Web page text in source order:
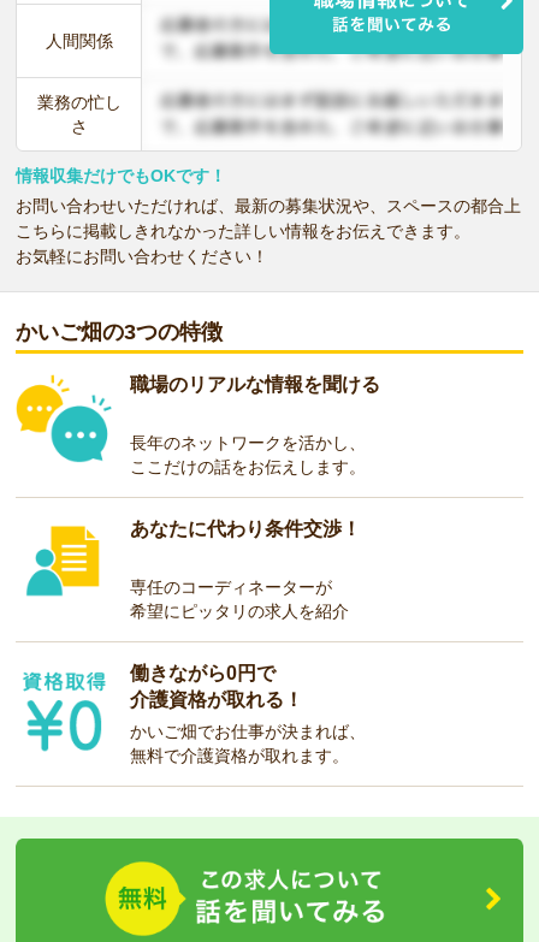
人間関係
業務の忙し
さ
情報収集だけでもOKです！
お問い合わせいただければ、最新の募集状況や、スペースの都合上
こちらに掲載しきれなかった詳しい情報をお伝えできます。
お気軽にお問い合わせください！
かいご畑の3つの特徴
職場のリアルな情報を聞ける
長年のネットワークを活かし、
ここだけの話をお伝えします。
あなたに代わり条件交渉！
専任のコーディネーターが
希望にピッタリの求人を紹介
働きながら0円で
介護資格が取れる！
かいご畑でお仕事が決まれば、
無料で介護資格が取れます。